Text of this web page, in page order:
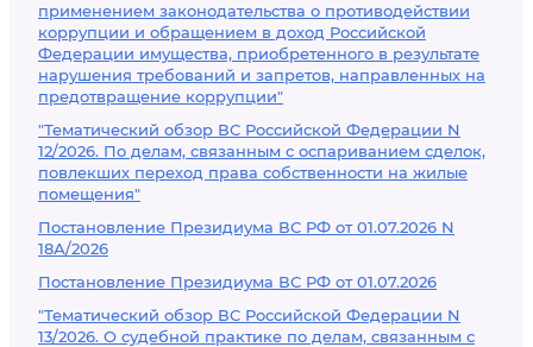
применением законодательства о противодействии
коррупции и обращением в доход Российской
Федерации имущества, приобретенного в результате
нарушения требований и запретов, направленных на
предотвращение коррупции"
"Тематический обзор ВС Российской Федерации N
12/2026. По делам, связанным с оспариванием сделок,
повлекших переход права собственности на жилые
помещения"
Постановление Президиума ВС РФ от 01.07.2026 N
18А/2026
Постановление Президиума ВС РФ от 01.07.2026
"Тематический обзор ВС Российской Федерации N
13/2026. О судебной практике по делам, связанным с